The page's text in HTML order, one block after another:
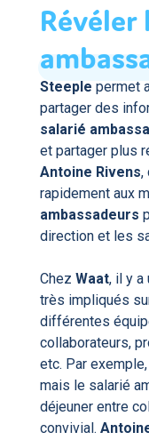
Révéler
Steeple permet
partager des
salarié
et partager plus
Antoine Rivens,
rapidement aux
ambassadeurs
direction et les
Chez Waat, il y a
très impliqués
différentes
collaborateurs,
etc. Par
mais le salarié
déjeuner entre
convivial.